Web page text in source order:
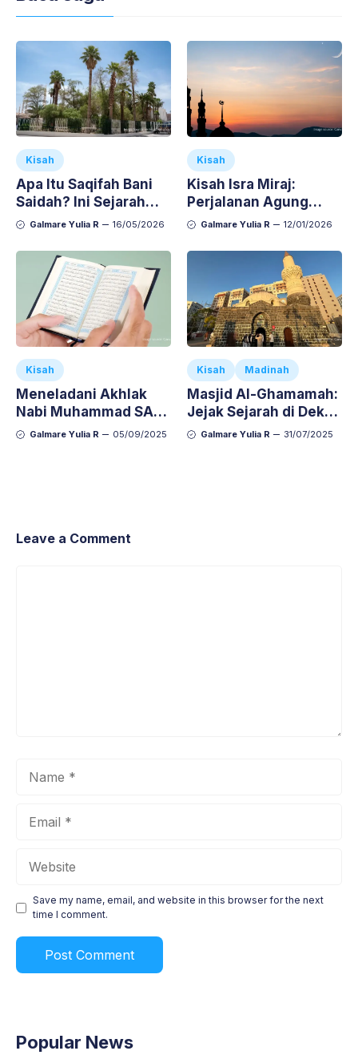
Kisah
Apa Itu Saqifah Bani
Saidah? Ini Sejarah
dan Peristiwa di
Galmare Yulia R 16/05/2026
Kisah
Kisah Isra Miraj:
Perjalanan Agung
Nabi Muhammad SAW
Galmare Yulia R 12/01/2026
Kisah
Meneladani Akhlak
Nabi Muhammad SAW
yang Relevan di Era
Galmare Yulia R 05/09/2025
Kisah Madinah
Masjid Al-Ghamamah:
Jejak Sejarah di Dekat
Masjid Nabawi
Galmare Yulia R 31/07/2025
Leave a Comment
Save my name, email, and website in this browser for the next
time I comment.
Popular News